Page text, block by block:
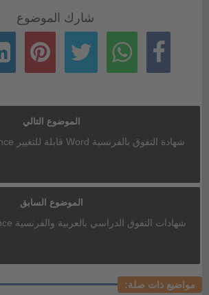
شارك الموضوع
الموضوع التالي
شهادة التفوق بالفرنسية Word قابلة للتغيير Certificat D'excellence
الموضوع السابق
شهادات التفوق الدراسي بالعربية والفرنسية Certificat D'excellence
مواضيع ذات صلة: